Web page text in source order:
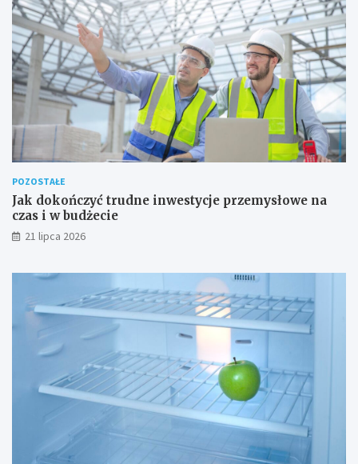
POZOSTAŁE
Jak dokończyć trudne inwestycje przemysłowe na
czas i w budżecie
21 lipca 2026